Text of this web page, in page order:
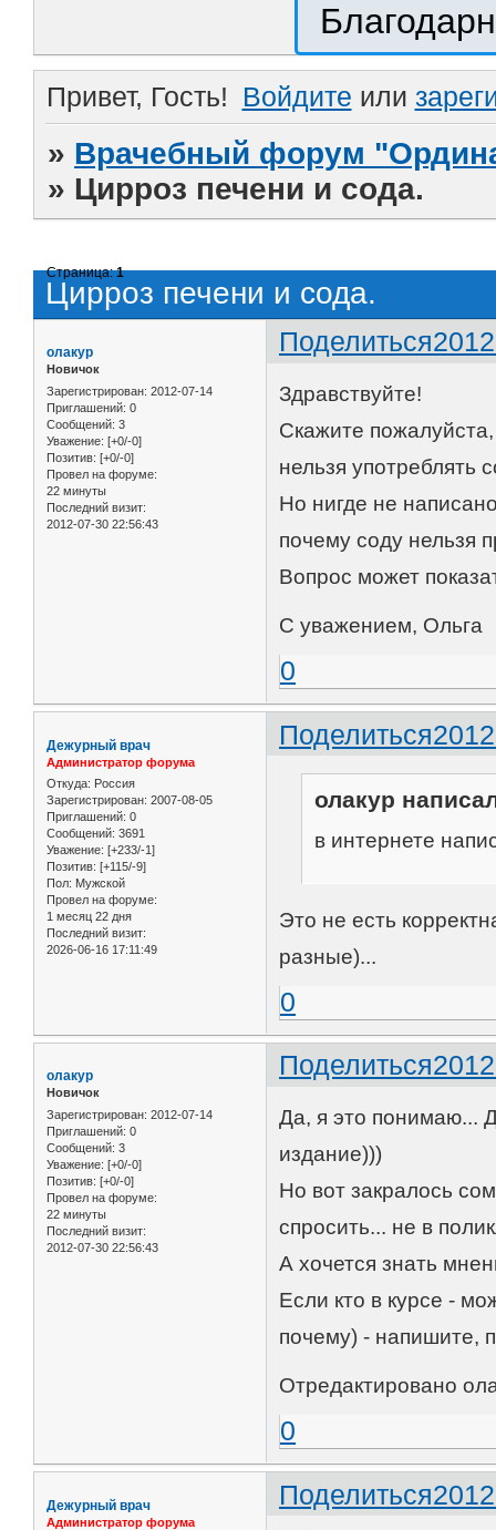
Привет, Гость! Войдите или
» Врачебный форум
» Цирроз печени и сода.
Цирроз печени и сода.
Страница:1
Поделиться
олакур
Новичок
Зарегистрирован: 2012-07-14
Приглашений: 0
Сообщений: 3
Уважение: [+0/-0]
Позитив: [+0/-0]
Провел на форуме:
22 минуты
Последний визит:
2012-07-30 22:56:43
Здравствуйте!
Скажите
нельзя употреблять
Но нигде не
почему соду нельзя
Вопрос может
С уважением, Ольга
0
Поделиться
Дежурный врач
Администратор форума
Откуда: Россия
Зарегистрирован: 2007-08-05
Приглашений: 0
Сообщений: 3691
Уважение: [+233/-1]
Позитив: [+115/-9]
Пол: Мужской
Провел на форуме:
1 месяц 22 дня
Последний визит:
2026-06-16 17:11:49
олакур
в интернете
Это не есть
разные)...
0
Поделиться
олакур
Новичок
Зарегистрирован: 2012-07-14
Приглашений: 0
Сообщений: 3
Уважение: [+0/-0]
Позитив: [+0/-0]
Провел на форуме:
22 минуты
Последний визит:
2012-07-30 22:56:43
Да, я это понимаю...
издание)))
Но вот закралось
спросить... не в
А хочется знать
Если кто в курсе -
почему) - напишите,
Отредактировано
0
Поделиться
Дежурный врач
Администратор форума